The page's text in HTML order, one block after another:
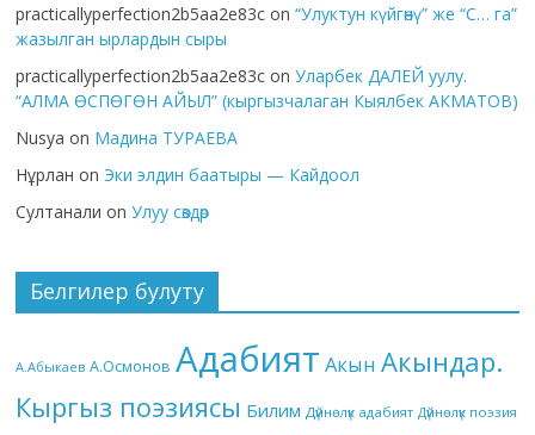
practicallyperfection2b5aa2e83c on“Улуктун күйгөнү” же “С… га”
жазылган ырлардын сыры
practicallyperfection2b5aa2e83c onУларбек ДАЛЕЙ уулу.
“АЛМА ӨСПӨГӨН АЙЫЛ” (кыргызчалаган Кыялбек АКМАТОВ)
Nusya on Мадина ТУРАЕВА
Нұрлан on Эки элдин баатыры — Кайдоол
Султанали onУлуу сөздөр
Белгилер булуту
А.Абыкаев А.Осмонов Адабият Акын Акындар.
Кыргыз поэзиясы Билим Дүйнөлүк адабият Дүйнөлүк поэзия